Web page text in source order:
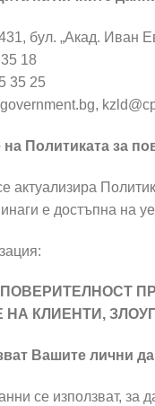
бул. „Акад. Иван
18
35 25
Политиката за
актуализира
е достъпна на
НА КЛИЕНТИ,
Вашите лични
се използват, за